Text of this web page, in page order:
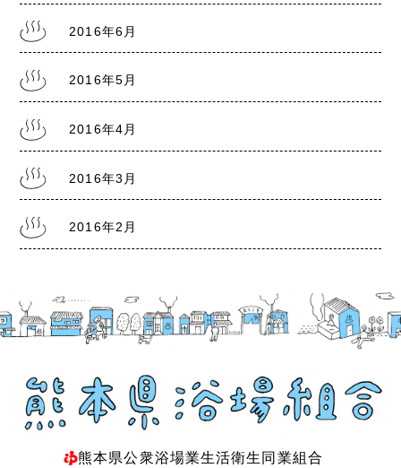
2016年6月
2016年5月
2016年4月
2016年3月
2016年2月
熊本県公衆浴場業生活衛生同業組合